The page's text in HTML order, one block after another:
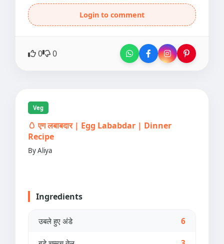
Login to comment
0 0
Veg
🥚 एग लबाबदार | Egg Lababdar | Dinner
Recipe
By Aliya
Ingredients
उबले हुए अंडे 6